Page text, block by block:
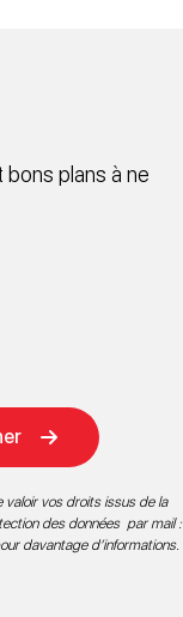
plans à ne
valoir vos droits issus de la
des données par mail :
davantage d’informations.